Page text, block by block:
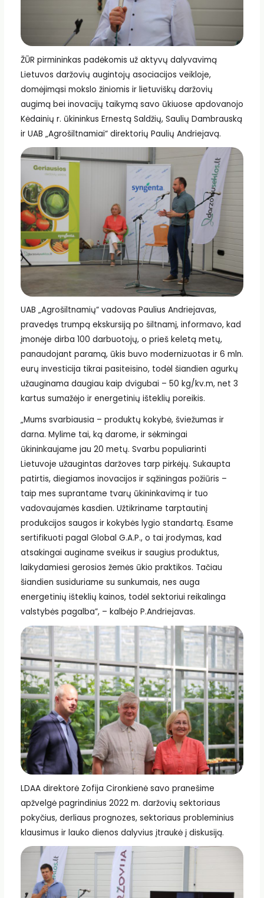
ŽŪR pirmininkas padėkomis už aktyvų dalyvavimą
Lietuvos daržovių augintojų asociacijos veikloje,
domėjimąsi mokslo žiniomis ir lietuviškų daržovių
augimą bei inovacijų taikymą savo ūkiuose apdovanojo
Kėdainių r. ūkininkus Ernestą Saldžių, Saulių Dambrauską
ir UAB „Agrošiltnamiai“ direktorių Paulių Andriejavą.
UAB „Agrošiltnamių“ vadovas Paulius Andriejavas,
pravedęs trumpą ekskursiją po šiltnamį, informavo, kad
įmonėje dirba 100 darbuotojų, o prieš keletą metų,
panaudojant paramą, ūkis buvo modernizuotas ir 6 mln.
eurų investicija tikrai pasiteisino, todėl šiandien agurkų
užauginama daugiau kaip dvigubai – 50 kg/kv.m, net 3
kartus sumažėjo ir energetinių išteklių poreikis.
„Mums svarbiausia – produktų kokybė, šviežumas ir
darna. Mylime tai, ką darome, ir sėkmingai
ūkininkaujame jau 20 metų. Svarbu populiarinti
Lietuvoje užaugintas daržoves tarp pirkėjų. Sukaupta
patirtis, diegiamos inovacijos ir sąžiningas požiūris –
taip mes suprantame tvarų ūkininkavimą ir tuo
vadovaujamės kasdien. Užtikriname tarptautinį
produkcijos saugos ir kokybės lygio standartą. Esame
sertifikuoti pagal Global G.A.P., o tai įrodymas, kad
atsakingai auginame sveikus ir saugius produktus,
laikydamiesi gerosios žemės ūkio praktikos. Tačiau
šiandien susiduriame su sunkumais, nes auga
energetinių išteklių kainos, todėl sektoriui reikalinga
valstybės pagalba”, – kalbėjo P.Andriejavas.
LDAA direktorė Zofija Cironkienė savo pranešime
apžvelgė pagrindinius 2022 m. daržovių sektoriaus
pokyčius, derliaus prognozes, sektoriaus probleminius
klausimus ir lauko dienos dalyvius įtraukė į diskusiją.